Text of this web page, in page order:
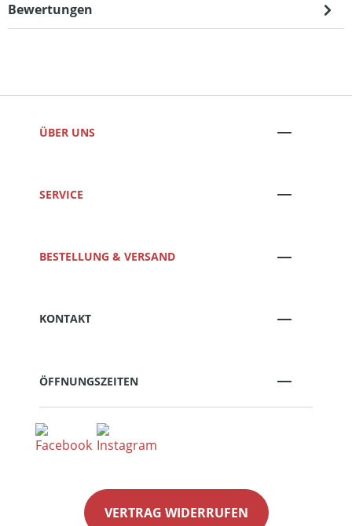
Bewertungen
ÜBER UNS
SERVICE
BESTELLUNG & VERSAND
KONTAKT
ÖFFNUNGSZEITEN
VERTRAG WIDERRUFEN